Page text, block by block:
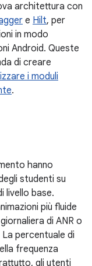
architettura con
e Hilt, per
in modo
Android. Queste
di creare
i moduli
.
hanno
studenti su
livello base.
più fluide
di ANR o
percentuale di
frequenza
gli utenti